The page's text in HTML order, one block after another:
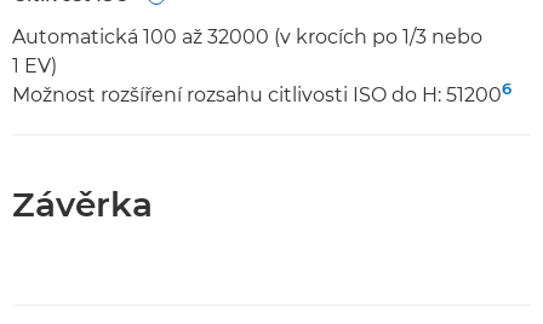
Automatická 100 až 32000 (v krocích po 1/3 nebo
1 EV)
Možnost rozšíření rozsahu citlivosti ISO do H: 512006
Závěrka